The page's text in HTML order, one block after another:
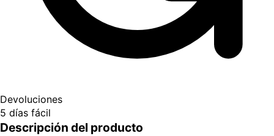
Devoluciones
5 días fácil
Descripción del producto